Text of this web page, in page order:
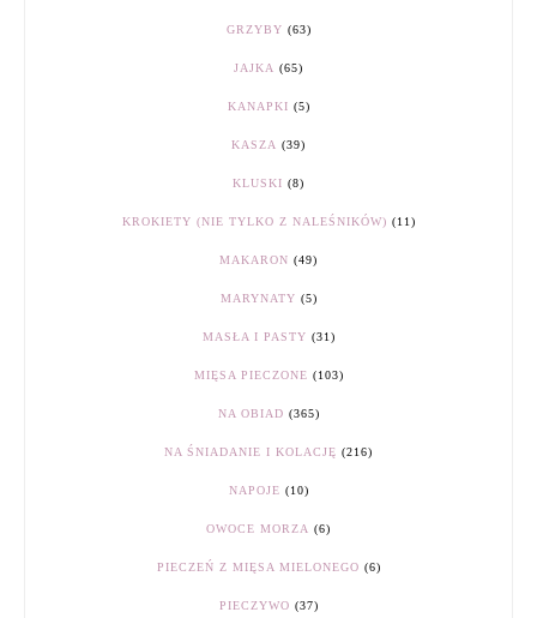
GRZYBY (63)
JAJKA (65)
KANAPKI (5)
KASZA (39)
KLUSKI (8)
KROKIETY (NIE TYLKO Z NALEŚNIKÓW) (11)
MAKARON (49)
MARYNATY (5)
MASŁA I PASTY (31)
MIĘSA PIECZONE (103)
NA OBIAD (365)
NA ŚNIADANIE I KOLACJĘ (216)
NAPOJE (10)
OWOCE MORZA (6)
PIECZEŃ Z MIĘSA MIELONEGO (6)
PIECZYWO (37)